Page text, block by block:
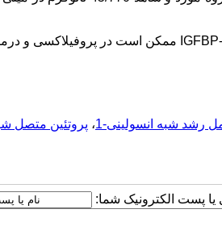
رشد شبه انسولینی-1 ، پروتئین متصل
یا پست الکترونیک شما: